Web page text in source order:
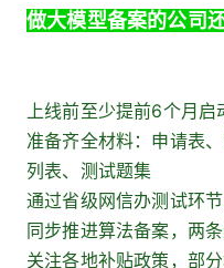
做大模型备案的公司
上线前至少提前6个月
准备齐全材料：申请表
列表、测试题集
通过省级网信办测试环
同步推进算法备案，两
关注各地补贴政策，部